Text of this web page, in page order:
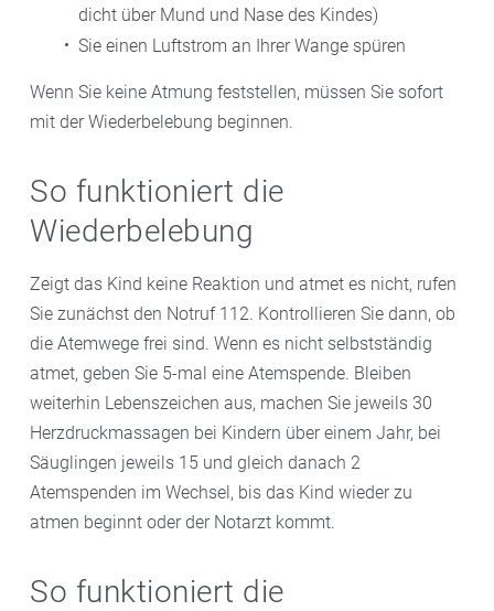
dicht über Mund und Nase des Kindes)
Sie einen Luftstrom an Ihrer Wange spüren
Wenn Sie keine Atmung feststellen, müssen Sie sofort
mit der Wiederbelebung beginnen.
So funktioniert die
Wiederbelebung
Zeigt das Kind keine Reaktion und atmet es nicht, rufen
Sie zunächst den Notruf 112. Kontrollieren Sie dann, ob
die Atemwege frei sind. Wenn es nicht selbstständig
atmet, geben Sie 5-mal eine Atemspende. Bleiben
weiterhin Lebenszeichen aus, machen Sie jeweils 30
Herzdruckmassagen bei Kindern über einem Jahr, bei
Säuglingen jeweils 15 und gleich danach 2
Atemspenden im Wechsel, bis das Kind wieder zu
atmen beginnt oder der Notarzt kommt.
So funktioniert die